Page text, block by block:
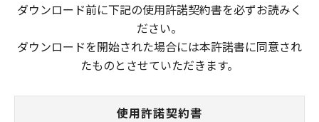
ダウンロード前に下記の使用許諾契約書を必ずお読みく
ださい。
ダウンロードを開始された場合には本許諾書に同意され
たものとさせていただきます。
使用許諾契約書